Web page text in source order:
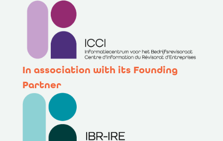
In association with its Founding
Partner